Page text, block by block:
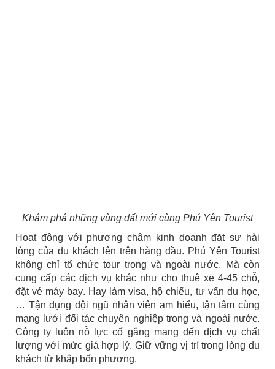
Khám phá những vùng đất mới cùng Phú Yên Tourist
Hoạt động với phương châm kinh doanh đặt sự hài
lòng của du khách lên trên hàng đầu. Phú Yên Tourist
không chỉ tổ chức tour trong và ngoài nước. Mà còn
cung cấp các dịch vụ khác như cho thuê xe 4-45 chỗ,
đặt vé máy bay. Hay làm visa, hộ chiếu, tư vấn du học,
… Tận dụng đội ngũ nhân viên am hiểu, tận tâm cùng
mạng lưới đối tác chuyên nghiệp trong và ngoài nước.
Công ty luôn nỗ lực cố gắng mang đến dịch vụ chất
lượng với mức giá hợp lý. Giữ vững vị trí trong lòng du
khách từ khắp bốn phương.